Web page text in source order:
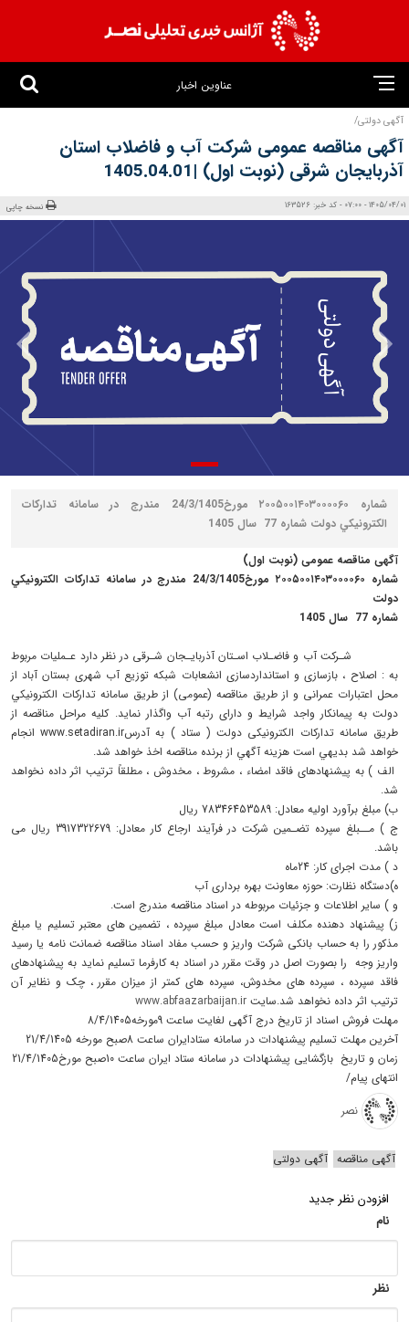
عناوین اخبار
آگهی دولتی/
آگهی مناقصه عمومی شرکت آب و فاضلاب استان
آذربایجان شرقی (نوبت اول) |1405.04.01
1405/04/01 - 07:00 - کد خبر: 163526 نسخه چاپی
شماره ۲۰۰۵۰۰۱۴۰۳۰۰۰۰۶۰ مورخ24/3/1405 مندرج در سامانه تدارکات
الکترونيکي دولت شماره 77 سال 1405
آگهی مناقصه عمومی (نوبت اول)
شماره
۲۰۰۵۰۰۱۴۰۳۰۰۰۰۶۰ مورخ24/3/1405 مندرج در سامانه تدارکات الکترونيکي
دولت
شماره 77 سال 1405
شـرکت آب و فاضـلاب اسـتان آذربایـجان شـرقی در نظر دارد عـملیات مربوط
به : اصلاح ، بازسازی و استانداردسازی انشعابات شبکه توزیع آب شهری بستان آباد از
محل اعتبارات عمرانی و از طریق مناقصه (عمومی) از طريق سامانه تدارکات الکترونيکي
دولت به پیمانکار واجد شرایط و دارای رتبه آب واگذار نماید. کلیه مراحل مناقصه از
طریق سامانه تدارکات الکترونیکی دولت ( ستاد ) به آدرسwww.setadiran.irانجام
خواهد شد بديهي است هزينه آگهي از برنده مناقصه اخذ خواهد شد.
الف ) به پیشنهادهای فاقد امضاء ، مشروط ، مخدوش ، مطلقاً ترتیب اثر داده نخواهد
شد.
ب) مبلغ برآورد اولیه معادل: 78346453589 ریال
ج ) مــبلغ سپرده تضـمین شرکت در فرآيند ارجاع کار معادل: 3917322679 ریال می
باشد.
د ) مدت اجرای کار: 24ماه
ه)دستگاه نظارت: حوزه معاونت بهره برداری آب
و ) سایر اطلاعات و جزئیات مربوطه در اسناد مناقصه مندرج است.
ز) پیشنهاد دهنده مکلف است معادل مبلغ سپرده ، تضمین های معتبر تسلیم یا مبلغ
مذکور را به حساب بانکی شرکت واریز و حسب مفاد اسناد مناقصه ضمانت نامه یا رسید
واریز وجه را بصورت اصل در وقت مقرر در اسناد به کارفرما تسلیم نماید به پیشنهادهای
فاقد سپرده ، سپرده های مخدوش، سپرده های کمتر از میزان مقرر ، چک و نظایر آن
ترتیب اثر داده نخواهد شد.سایت www.abfaazarbaijan.ir
مهلت فروش اسناد از تاریخ درج آگهی لغایت ساعت 9مورخه8/4/1405
آخرین مهلت تسلیم پیشنهادات در سامانه ستادایران ساعت 8صبح مورخه 21/4/1405
زمان و تاریخ بازگشایی پیشنهادات در سامانه ستاد ایران ساعت 10صبح مورخ21/4/1405
انتهای پیام/
نصر
آگهی مناقصه آگهی دولتی
افزودن نظر جدید
نام
نظر